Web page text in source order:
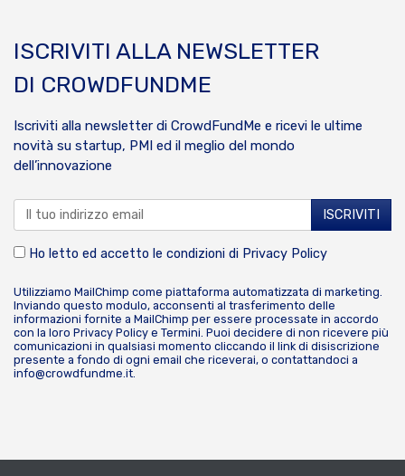
ISCRIVITI ALLA NEWSLETTER
DI CROWDFUNDME
Iscriviti alla newsletter di CrowdFundMe e ricevi le ultime
novità su startup, PMI ed il meglio del mondo
dell’innovazione
Ho letto ed accetto le condizioni di Privacy Policy
Utilizziamo MailChimp come piattaforma automatizzata di marketing.
Inviando questo modulo, acconsenti al trasferimento delle
informazioni fornite a MailChimp per essere processate in accordo
con la loro Privacy Policy e Termini. Puoi decidere di non ricevere più
comunicazioni in qualsiasi momento cliccando il link di disiscrizione
presente a fondo di ogni email che riceverai, o contattandoci a
info@crowdfundme.it.